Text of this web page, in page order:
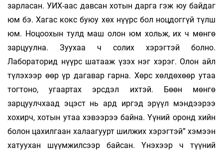
зарласан. УИХ-аас давсан хотын дарга гэж юу байдаг
юм бэ. Хагас кокс буюу хөх нүүрс бол ноцдоггүй түлш
юм. Ноцоохын тулд маш олон юм хольж, их ч мөнгө
зарцуулна. Зуухаа ч солих хэрэгтэй болно.
Лабораторид нүүрс шатааж үзэх нэг хэрэг. Олон айл
түлэхээр өөр үр дагавар гарна. Хөрс хөлдө­хөөр утаа
тогтоно, угаартах эрсдэл ихтэй. Бөөн мөнгө
зарцуулчхаад эцэст нь ард иргэд эрүүл мэндээрээ
хохирч, хотын утаа хэвээрээ байна. Үүний оронд хийн
болон цахилгаан халаагуурт шилжих хэрэгтэй” хэмээн
хатуухан шүүмжилсээр байсан. Үнэхээр ч түүний